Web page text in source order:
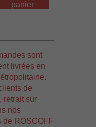
panier
sont
livrées en
de
retrait sur
nos
de ROSCOFF